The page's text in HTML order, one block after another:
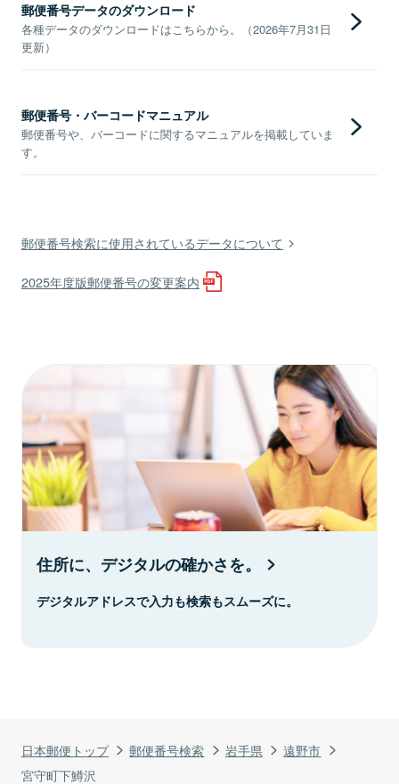
日本郵便トップ 郵便番号検索 岩手県
遠野市
宮守町下鱒沢
郵便番号データのダウンロード
各種データのダウンロードはこちらから。（2026年7月31日
更新）
郵便番号・バーコードマニュアル
郵便番号や、バーコードに関するマニュアルを掲載していま
す。
郵便番号検索に使用されているデータについて
2025年度版郵便番号の変更案内
住所に、デジタルの確かさを。
デジタルアドレスで入力も検索もスムーズに。